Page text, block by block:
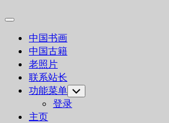
Expand
中国书画
中国古籍
老照片
联系站长
功能菜单 Toggle
Child
Menu
登录
主页